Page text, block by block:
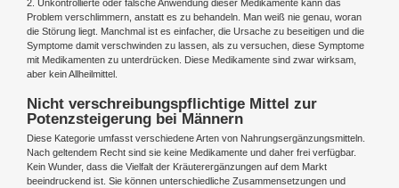
2. Unkontrollierte oder falsche Anwendung dieser Medikamente kann das
Problem verschlimmern, anstatt es zu behandeln. Man weiß nie genau, woran
die Störung liegt. Manchmal ist es einfacher, die Ursache zu beseitigen und die
Symptome damit verschwinden zu lassen, als zu versuchen, diese Symptome
mit Medikamenten zu unterdrücken. Diese Medikamente sind zwar wirksam,
aber kein Allheilmittel.
Nicht verschreibungspflichtige Mittel zur
Potenzsteigerung bei Männern
Diese Kategorie umfasst verschiedene Arten von Nahrungsergänzungsmitteln.
Nach geltendem Recht sind sie keine Medikamente und daher frei verfügbar.
Kein Wunder, dass die Vielfalt der Kräuterergänzungen auf dem Markt
beeindruckend ist. Sie können unterschiedliche Zusammensetzungen und